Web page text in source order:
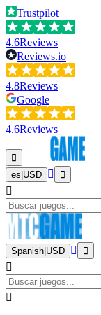
Trustpilot
4.6Reviews
Reviews.io
4.8Reviews
Google
4.6Reviews
es USD
Spanish USD